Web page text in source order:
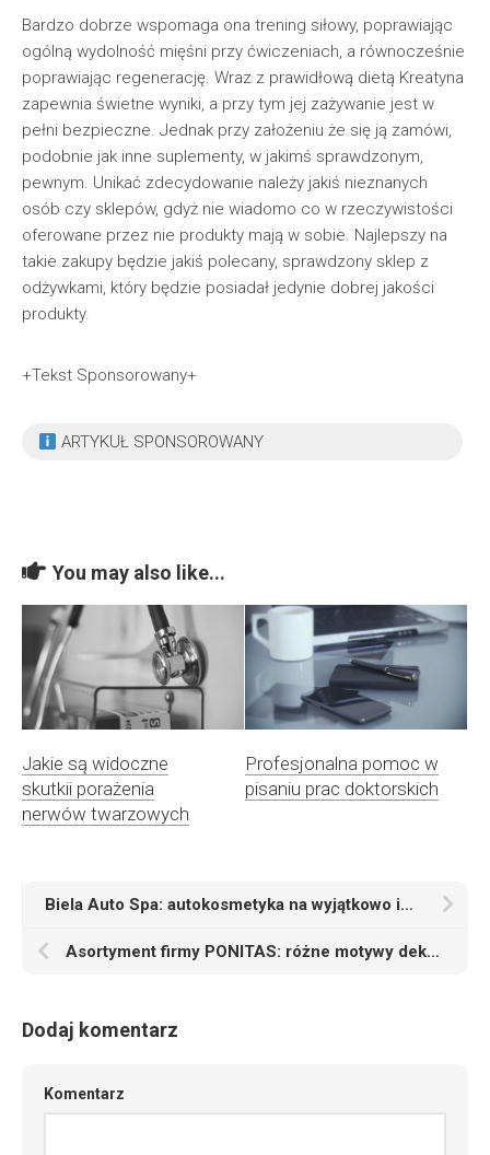
Bardzo dobrze wspomaga ona trening siłowy, poprawiając
ogólną wydolność mięśni przy ćwiczeniach, a równocześnie
poprawiając regenerację. Wraz z prawidłową dietą Kreatyna
zapewnia świetne wyniki, a przy tym jej zażywanie jest w
pełni bezpieczne. Jednak przy założeniu że się ją zamówi,
podobnie jak inne suplementy, w jakimś sprawdzonym,
pewnym. Unikać zdecydowanie należy jakiś nieznanych
osób czy sklepów, gdyż nie wiadomo co w rzeczywistości
oferowane przez nie produkty mają w sobie. Najlepszy na
takie zakupy będzie jakiś polecany, sprawdzony sklep z
odżywkami, który będzie posiadał jedynie dobrej jakości
produkty.
+Tekst Sponsorowany+
ARTYKUŁ SPONSOROWANY
You may also like...
Jakie są widoczne
skutkii porażenia
nerwów twarzowych
Profesjonalna pomoc w
pisaniu prac doktorskich
Biela Auto Spa: autokosmetyka na wyjątkowo imponującym poziomie
Asortyment firmy PONITAS: różne motywy dekoracyjne materiałów do wykładania podłóg w biurach oraz w fabrykach
Dodaj komentarz
Komentarz